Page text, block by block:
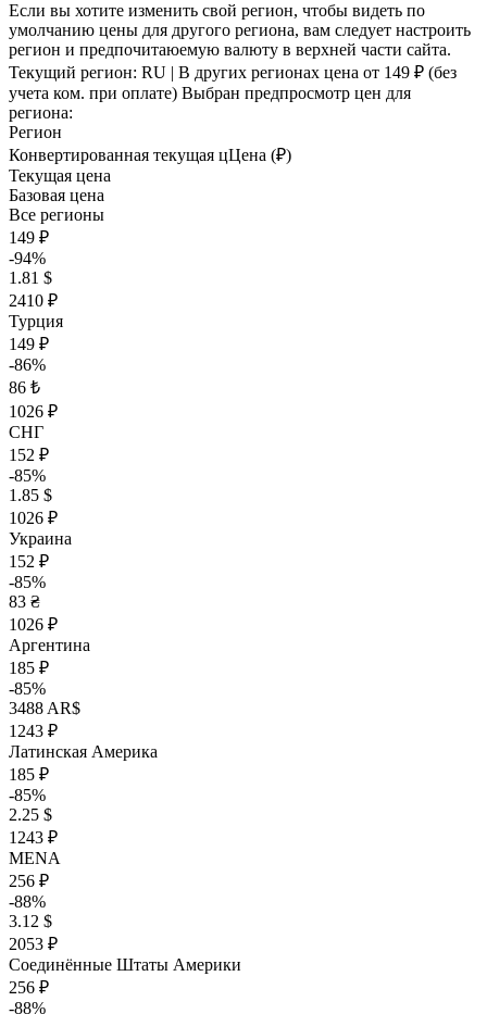
Если вы хотите изменить свой регион, чтобы видеть по
умолчанию цены для другого региона, вам следует настроить
регион и предпочитаюемую валюту в верхней части сайта.
Текущий регион: RU | В других регионах цена от 149 ₽ (без
учета ком. при оплате) Выбран предпросмотр цен для
региона:
Регион
Конвертированная текущая цЦена (₽)
Текущая цена
Базовая цена
Все регионы
149 ₽
-94%
1.81 $
2410 ₽
Турция
149 ₽
-86%
86 ₺
1026 ₽
СНГ
152 ₽
-85%
1.85 $
1026 ₽
Украина
152 ₽
-85%
83 ₴
1026 ₽
Аргентина
185 ₽
-85%
3488 AR$
1243 ₽
Латинская Америка
185 ₽
-85%
2.25 $
1243 ₽
MENA
256 ₽
-88%
3.12 $
2053 ₽
Соединённые Штаты Америки
256 ₽
-88%